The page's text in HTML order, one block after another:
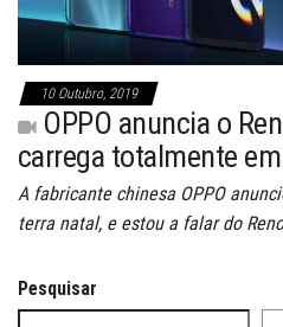
10 Outubro, 2019
OPPO anuncia o
carrega totalmente
A fabricante chinesa OPPO
terra natal, e estou a falar do
Pesquisar